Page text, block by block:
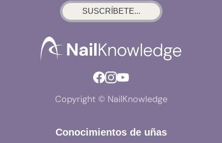
SUSCRÍBETE...
Copyright © NailKnowledge
Conocimientos de uñas